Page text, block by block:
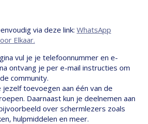
via deze link: WhatsApp
Elkaar.
vul je je telefoonnummer en e-
ontvang je per e-mail instructies om
community.
jezelf toevoegen aan één van de
Daarnaast kun je deelnemen aan
over schermlezers zoals
hulpmiddelen en meer.